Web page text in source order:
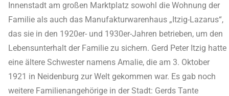
Innenstadt am großen Marktplatz sowohl die Wohnung der
Familie als auch das Manufakturwarenhaus „Itzig-Lazarus“,
das sie in den 1920er- und 1930er-Jahren betrieben, um den
Lebensunterhalt der Familie zu sichern. Gerd Peter Itzig hatte
eine ältere Schwester namens Amalie, die am 3. Oktober
1921 in Neidenburg zur Welt gekommen war. Es gab noch
weitere Familienangehörige in der Stadt: Gerds Tante